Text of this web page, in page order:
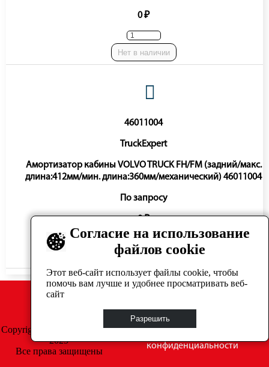
0 ₽
Нет в наличии
46011004
TruckExpert
Амортизатор кабины VOLVO TRUCK FH/FM (задний/макс.
длина:412мм/мин. длина:360мм/механический) 46011004
По запросу
0 ₽
Нет в наличии
Согласие на использование
файлов cookie
Этот веб-сайт использует файлы cookie, чтобы
помочь вам лучше и удобнее просматривать веб-
сайт
Разрешить
Copyright © GrosAuto 2019 -
2025
Все права защищены
конфиденциальности